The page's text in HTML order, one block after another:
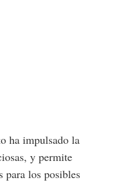
ha impulsado la
y permite
para los posibles